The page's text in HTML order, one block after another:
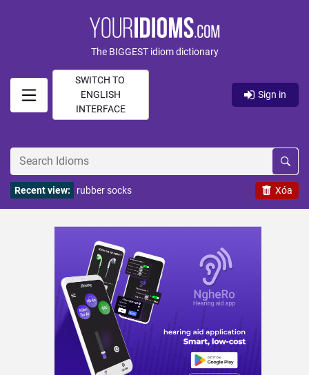
The BIGGEST idiom dictionary
SWITCH TO
ENGLISH
INTERFACE
Sign in
Xóa
Recent view: rubber socks